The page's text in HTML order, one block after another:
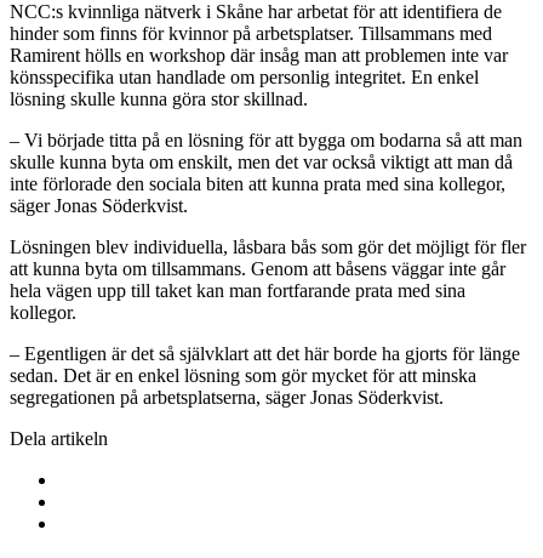
NCC:s kvinnliga nätverk i Skåne har arbetat för att identifiera de
hinder som finns för kvinnor på arbetsplatser. Tillsammans med
Ramirent hölls en workshop där insåg man att problemen inte var
könsspecifika utan handlade om personlig integritet. En enkel
lösning skulle kunna göra stor skillnad.
– Vi började titta på en lösning för att bygga om bodarna så att man
skulle kunna byta om enskilt, men det var också viktigt att man då
inte förlorade den sociala biten att kunna prata med sina kollegor,
säger Jonas Söderkvist.
Lösningen blev individuella, låsbara bås som gör det möjligt för fler
att kunna byta om tillsammans. Genom att båsens väggar inte går
hela vägen upp till taket kan man fortfarande prata med sina
kollegor.
– Egentligen är det så självklart att det här borde ha gjorts för länge
sedan. Det är en enkel lösning som gör mycket för att minska
segregationen på arbetsplatserna, säger Jonas Söderkvist.
Dela artikeln